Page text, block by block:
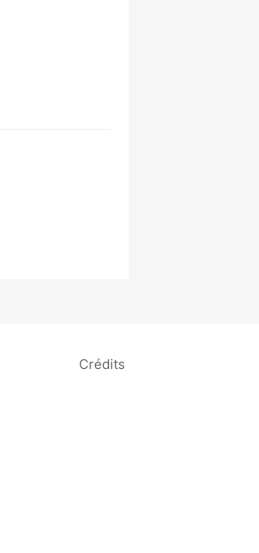
Crédits